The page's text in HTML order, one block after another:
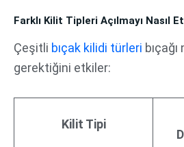
Farklı Kilit Tipleri Açılmayı Nasıl
Çeşitli bıçak kilidi türleri
gerektiğini etkiler:
Kilit Tipi